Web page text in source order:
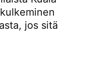
jos sitä